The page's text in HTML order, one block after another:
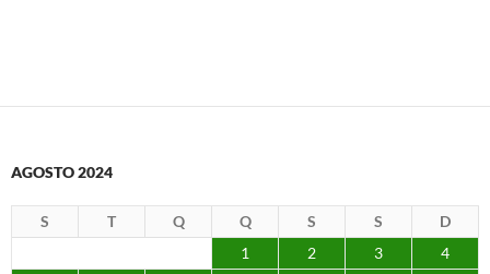
AGOSTO 2024
S T Q Q S S
D
1
2 3
4